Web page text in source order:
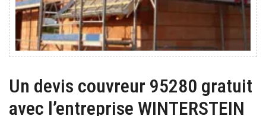
Un devis couvreur 95280 gratuit
avec l’entreprise WINTERSTEIN